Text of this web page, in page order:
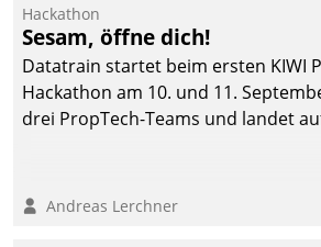
Datatrain ermöglicht
automatisiert ausgelöste,
zielgerichtete
Mieterbefragungen – eine
starke Grundlage für
Entscheidungen.
Hackathon
Sesam, öffne dich!
Datatrain startet beim ersten KIWI
Hackathon am 10. und 11.
drei PropTech-Teams und landet
Andreas Lerchner